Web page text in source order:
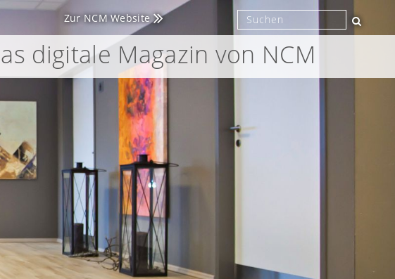
Zur NCM Website
digitale Magazin von NCM